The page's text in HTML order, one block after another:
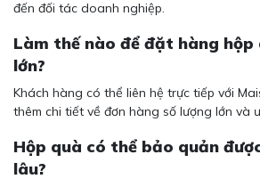
đến đối tác doanh nghiệp.
Làm thế nào để đặt hàng hộp
lớn?
Khách hàng có thể liên hệ trực tiếp với
thêm chi tiết về đơn hàng số lượng lớn và
Hộp quà có thể bảo quản
lâu?